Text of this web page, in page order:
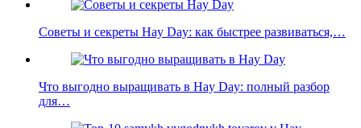
Советы и секреты Hay Day: как быстрее развиваться,…
Что выгодно выращивать в Hay Day: полный разбор
для…